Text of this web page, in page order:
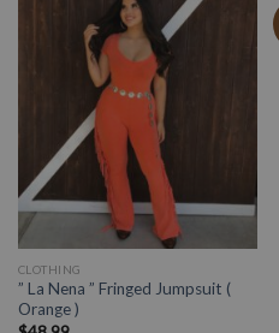
CLOTHING
” La Nena ” Fringed Jumpsuit (
Orange )